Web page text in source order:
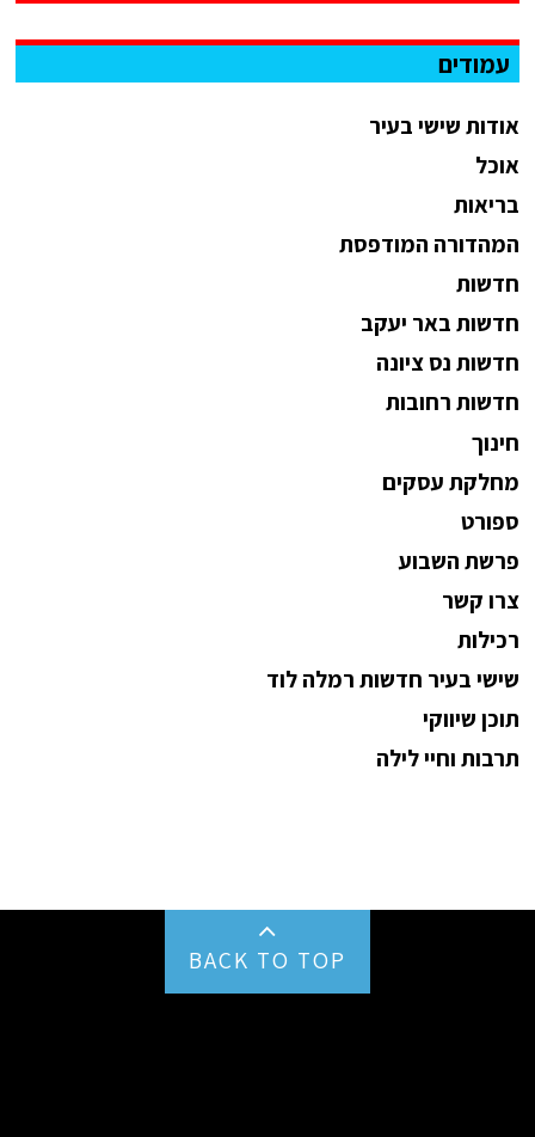
עמודים
אודות שישי בעיר
אוכל
בריאות
המהדורה המודפסת
חדשות
חדשות באר יעקב
חדשות נס ציונה
חדשות רחובות
חינוך
מחלקת עסקים
ספורט
פרשת השבוע
צרו קשר
רכילות
שישי בעיר חדשות רמלה לוד
תוכן שיווקי
תרבות וחיי לילה
BACK TO TOP